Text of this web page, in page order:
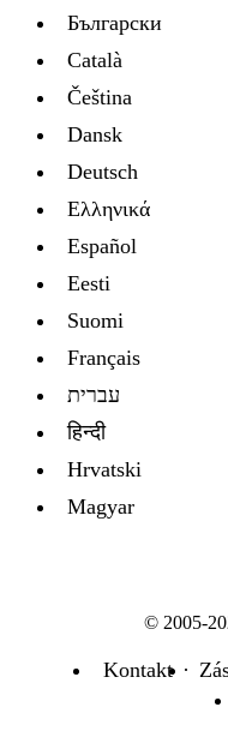
Български
Català
Čeština
Dansk
Deutsch
Ελληνικά
Español
Eesti
Suomi
Français
עברית
हिन्दी
Hrvatski
Magyar
© 2005-
Kontakt